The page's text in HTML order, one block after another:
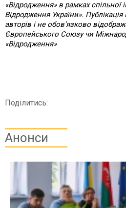
«Відродження» в рамках спільної
Відродження України».
авторів і не обов’язково
Європейського Союзу чи
«Відродження»
Поділитись:
Анонси